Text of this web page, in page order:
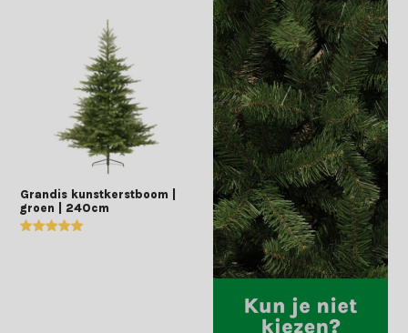
Grandis kunstkerstboom |
groen | 240cm